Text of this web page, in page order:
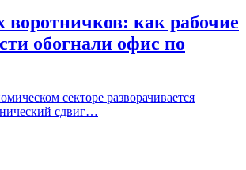
воротничков: как рабочие
обогнали офис по
секторе разворачивается
сдвиг…